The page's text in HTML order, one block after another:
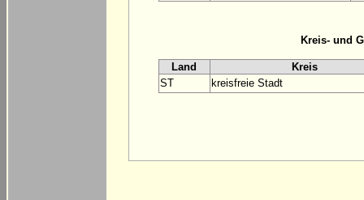
Kreis- und
Land
Kreis
ST
kreisfreie Stadt